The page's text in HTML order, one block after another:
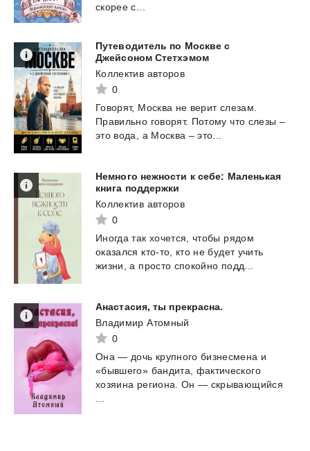
скорее с...
Путеводитель по Москве с
Джейсоном Стетхэмом
Коллектив авторов
0
Говорят, Москва не верит слезам.
Правильно говорят. Потому что слезы –
это вода, а Москва – это...
Немного нежности к себе: Маленькая
книга поддержки
Коллектив авторов
0
Иногда так хочется, чтобы рядом
оказался кто-то, кто не будет учить
жизни,
а просто спокойно подд...
Анастасия, ты прекрасна.
Владимир Атомный
0
Она — дочь крупного бизнесмена и
«бывшего» бандита, фактического
хозяина региона. Он — скрывающийся